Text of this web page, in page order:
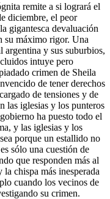
remite a si logrará el
diciembre, el peor
gigantesca devaluación
su máximo rigor. Una
argentina y sus suburbios,
intuye pero
crimen de Sheila
de tener derechos
de tensiones y de
las iglesias y los punteros
ha puesto todo el
y las iglesias y los
porque un estallido no
sólo una cuestión de
que responden más al
chispa más inesperada
cuando los vecinos de
su crimen.